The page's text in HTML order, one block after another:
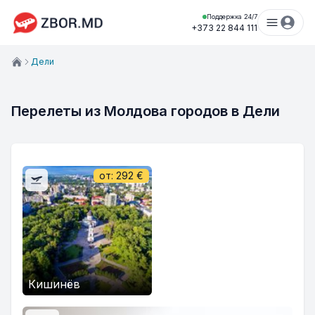
Поддержка 24/7
+373 22 844 111
Дели
Перелеты из Молдова городов в Дели
Кишинёв
от: 292 €